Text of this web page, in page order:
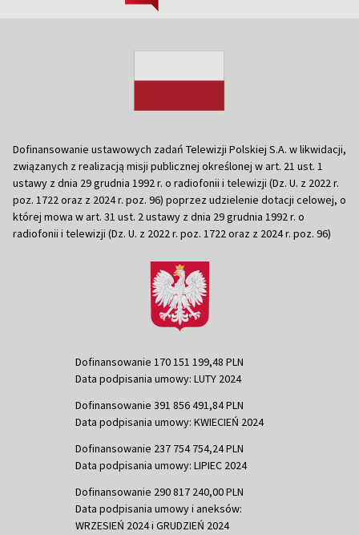
Dofinansowanie ustawowych zadań Telewizji Polskiej S.A. w likwidacji,
związanych z realizacją misji publicznej określonej w art. 21 ust. 1
ustawy z dnia 29 grudnia 1992 r. o radiofonii i telewizji (Dz. U. z 2022 r.
poz. 1722 oraz z 2024 r. poz. 96) poprzez udzielenie dotacji celowej, o
której mowa w art. 31 ust. 2 ustawy z dnia 29 grudnia 1992 r. o
radiofonii i telewizji (Dz. U. z 2022 r. poz. 1722 oraz z 2024 r. poz. 96)
Dofinansowanie 170 151 199,48 PLN
Data podpisania umowy: LUTY 2024
Dofinansowanie 391 856 491,84 PLN
Data podpisania umowy: KWIECIEŃ 2024
Dofinansowanie 237 754 754,24 PLN
Data podpisania umowy: LIPIEC 2024
Dofinansowanie 290 817 240,00 PLN
Data podpisania umowy i aneksów:
WRZESIEŃ 2024 i GRUDZIEŃ 2024